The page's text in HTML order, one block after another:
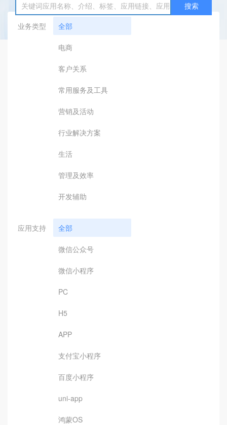
搜索
业务类型
全部
电商
客户关系
常用服务及工具
营销及活动
行业解决方案
生活
管理及效率
开发辅助
应用支持 全部
微信公众号
微信小程序
PC
H5
APP
支付宝小程序
百度小程序
uni-app
鸿蒙OS